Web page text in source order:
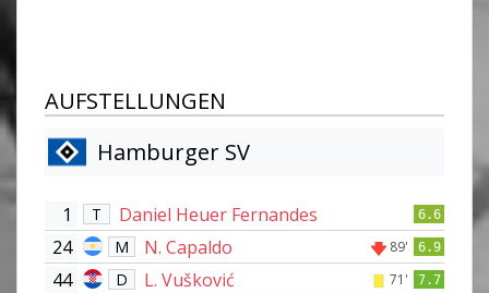
AUFSTELLUNGEN
Hamburger SV
1 T Daniel Heuer Fernandes 6.6
24 M N. Capaldo 89' 6.9
44 D L. Vušković 71' 7.7